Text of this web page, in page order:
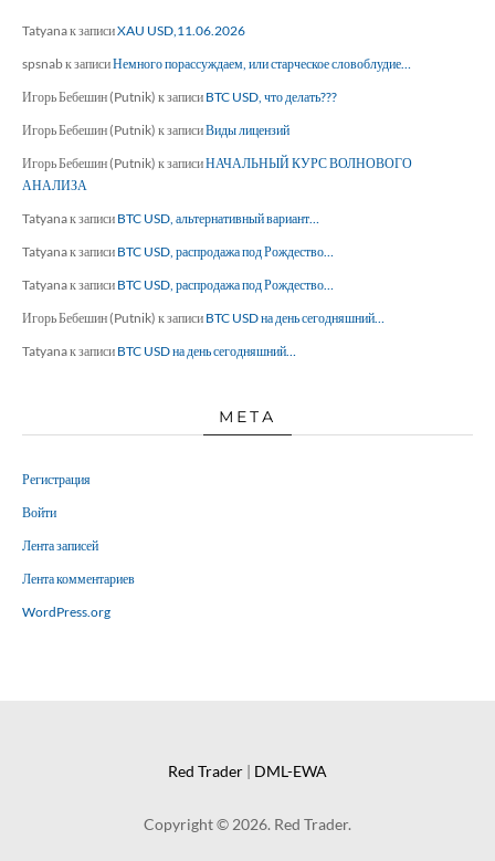
Tatyanaк записиXAU USD,11.06.2026
spsnabк записиНемного порассуждаем, или старческое словоблудие…
Игорь Бебешин (Putnik) к записи BTC USD, что делать???
Игорь Бебешин (Putnik) к записиВиды лицензий
Игорь Бебешин (Putnik) к записиНАЧАЛЬНЫЙ КУРС ВОЛНОВОГО
АНАЛИЗА
Tatyanaк записи BTC USD, альтернативный вариант…
Tatyanaк записи BTC USD, распродажа под Рождество…
Tatyanaк записи BTC USD, распродажа под Рождество…
Игорь Бебешин (Putnik) к записи BTC USD на день сегодняшний…
Tatyanaк записи BTC USD на день сегодняшний…
МЕТА
Регистрация
Войти
Лента записей
Лента комментариев
WordPress.org
Red Trader | DML-EWA
Copyright © 2026. Red Trader.